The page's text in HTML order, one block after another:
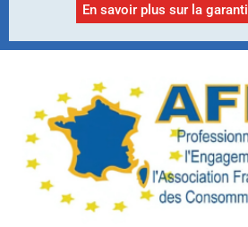
En savoir plus sur la